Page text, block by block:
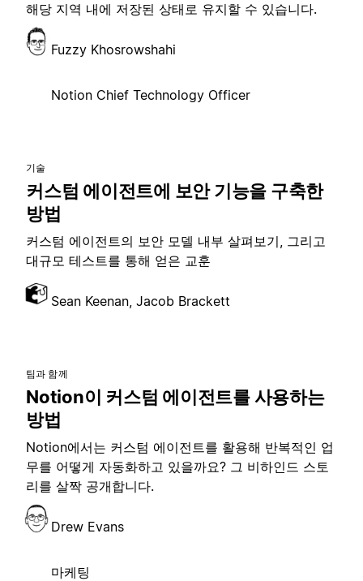
해당 지역 내에 저장된 상태로 유지할 수 있습니다.
Fuzzy Khosrowshahi
Notion Chief Technology Officer
기술
커스텀 에이전트에 보안 기능을 구축한
방법
커스텀 에이전트의 보안 모델 내부 살펴보기, 그리고
대규모 테스트를 통해 얻은 교훈
Sean Keenan, Jacob Brackett
팀과 함께
Notion이 커스텀 에이전트를 사용하는
방법
Notion에서는 커스텀 에이전트를 활용해 반복적인 업
무를 어떻게 자동화하고 있을까요? 그 비하인드 스토
리를 살짝 공개합니다.
Drew Evans
마케팅